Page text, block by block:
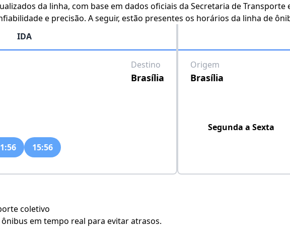
da linha, com base em dados oficiais da Secretaria de
e precisão. A seguir, estão presentes os horários da linha de
IDA
Destino
Brasília
15:56
Origem
Brasília
Segunda a Sexta
coletivo
em tempo real para evitar atrasos.